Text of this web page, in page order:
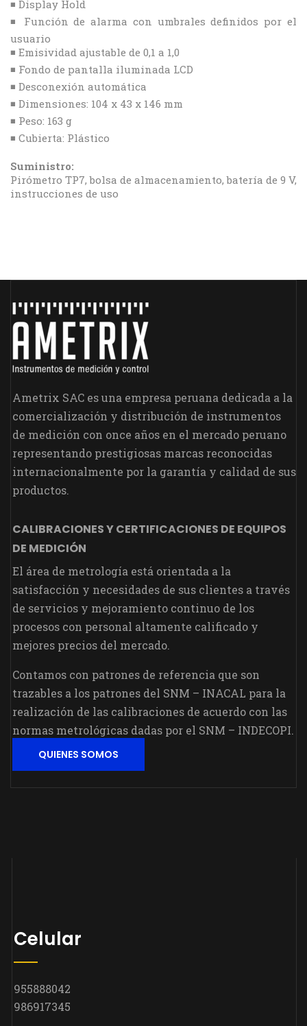
◾ Display Hold
◾ Función de alarma con umbrales definidos por el
usuario
◾ Emisividad ajustable de 0,1 a 1,0
◾ Fondo de pantalla iluminada LCD
◾ Desconexión automática
◾ Dimensiones: 104 x 43 x 146 mm
◾ Peso: 163 g
◾ Cubierta: Plástico
Suministro:
Pirómetro TP7, bolsa de almacenamiento, batería de 9 V,
instrucciones de uso
Ametrix SAC es una empresa peruana dedicada a la
comercialización y distribución de instrumentos
de medición con once años en el mercado peruano
representando prestigiosas marcas reconocidas
internacionalmente por la garantía y calidad de sus
productos.
CALIBRACIONES Y CERTIFICACIONES DE EQUIPOS
DE MEDICIÓN
El área de metrología está orientada a la
satisfacción y necesidades de sus clientes a través
de servicios y mejoramiento continuo de los
procesos con personal altamente calificado y
mejores precios del mercado.
Contamos con patrones de referencia que son
trazables a los patrones del SNM – INACAL para la
realización de las calibraciones de acuerdo con las
normas metrológicas dadas por el SNM – INDECOPI.
QUIENES SOMOS
Celular
955888042
986917345